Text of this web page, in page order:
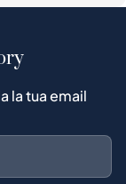
la tua email